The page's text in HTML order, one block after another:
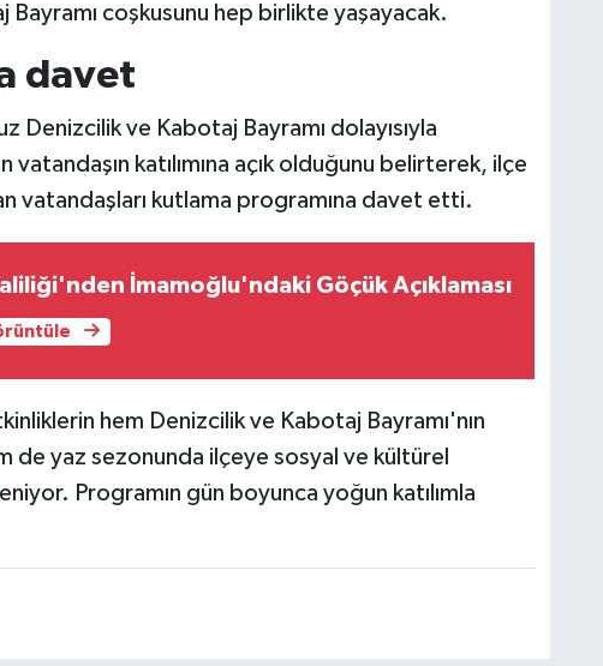
coşkusunu hep birlikte yaşayacak.
davet
Denizcilik ve Kabotaj Bayramı dolayısıyla
vatandaşın katılımına açık olduğunu belirterek, ilçe
vatandaşları kutlama programına davet etti.
İmamoğlu'ndaki Göçük Açıklaması
hem Denizcilik ve Kabotaj Bayramı'nın
de yaz sezonunda ilçeye sosyal ve kültürel
Programın gün boyunca yoğun katılımla